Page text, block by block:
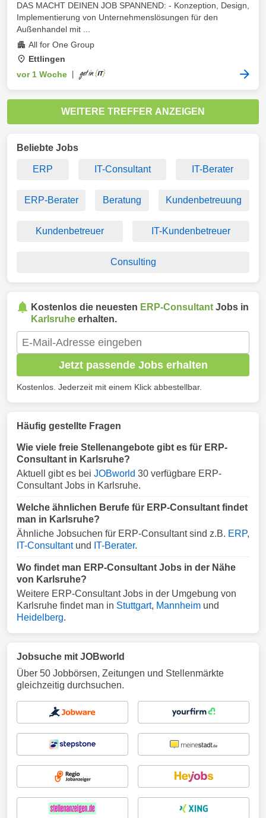
DAS MACHT DEINEN JOB SPANNEND: - Konzeption, Design,
Implementierung von Unternehmenslösungen für den
Außenhandel mit ...
All for One Group
Ettlingen
vor 1 Woche
WEITERE TREFFER ANZEIGEN
Beliebte Jobs
ERP IT-Consultant IT-Berater
ERP-Berater Beratung Kundenbetreuung
Kundenbetreuer IT-Kundenbetreuer
Consulting
Kostenlos die neuesten ERP-Consultant Jobs in
Karlsruhe erhalten.
Jetzt passende Jobs erhalten
Kostenlos. Jederzeit mit einem Klick abbestellbar.
Häufig gestellte Fragen
Wie viele freie Stellenangebote gibt es für ERP-
Consultant in Karlsruhe?
Aktuell gibt es bei JOBworld 30 verfügbare ERP-
Consultant Jobs in Karlsruhe.
Welche ähnlichen Berufe für ERP-Consultant findet
man in Karlsruhe?
Ähnliche Jobsuchen für ERP-Consultant sind z.B. ERP,
IT-Consultantund IT-Berater.
Wo findet man ERP-Consultant Jobs in der Nähe
von Karlsruhe?
Weitere ERP-Consultant Jobs in der Umgebung von
Karlsruhe findet man in Stuttgart, Mannheim und
Heidelberg.
Jobsuche mit JOBworld
Über 50 Jobbörsen, Zeitungen und Stellenmärkte
gleichzeitig durchsuchen.